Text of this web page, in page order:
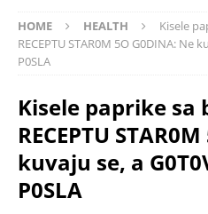
HOME HEALTH
Kisele
RECEPTU STAR0M 5O G0DINA: Ne
P0SLA
Kisele paprike sa
RECEPTU
kuvaju se, a
P0SLA